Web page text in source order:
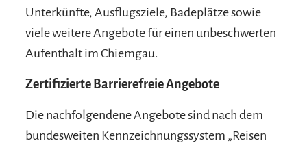
Unterkünfte, Ausflugsziele, Badeplätze sowie
viele weitere Angebote für einen unbeschwerten
Aufenthalt im Chiemgau.
Zertifizierte Barrierefreie Angebote
Die nachfolgendene Angebote sind nach dem
bundesweiten Kennzeichnungssystem „Reisen